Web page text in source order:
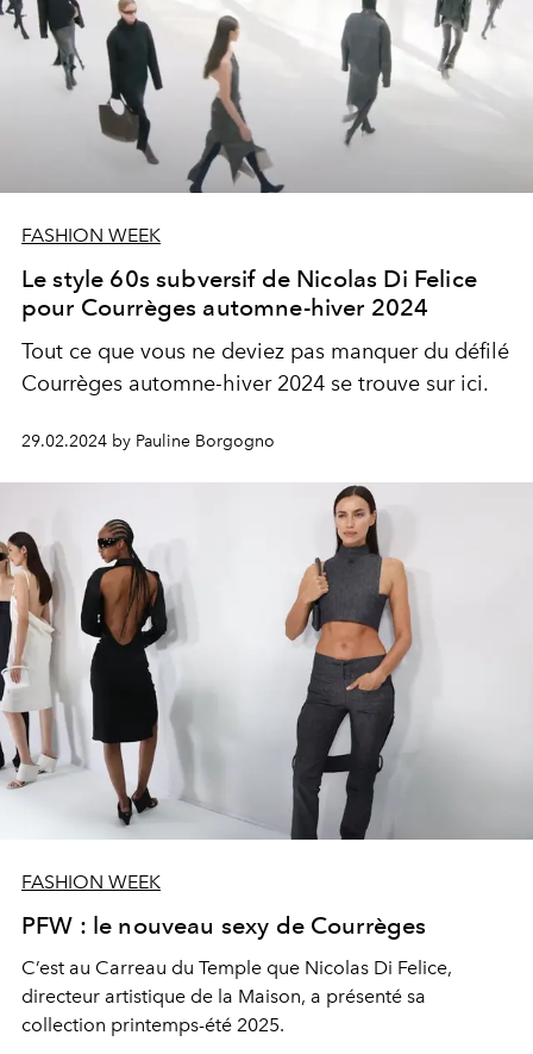
FASHION WEEK
Le style 60s subversif de Nicolas Di Felice
pour Courrèges automne-hiver 2024
Tout ce que vous ne deviez pas manquer du défilé
Courrèges automne-hiver 2024 se trouve sur ici.
29.02.2024 by Pauline Borgogno
FASHION WEEK
PFW : le nouveau sexy de Courrèges
C’est au Carreau du Temple que Nicolas Di Felice,
directeur artistique de la Maison, a présenté sa
collection printemps-été 2025.